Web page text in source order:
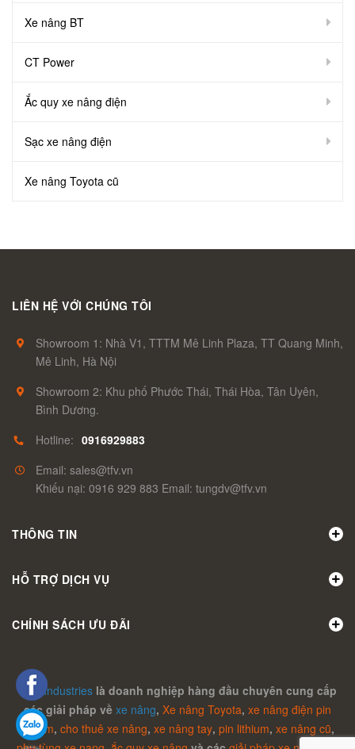
Xe nâng BT
CT Power
Ắc quy xe nâng điện
Sạc xe nâng điện
Xe nâng Toyota cũ
LIÊN HỆ VỚI CHÚNG TÔI
Showroom 1: Nhà V1, TTTM Mê Linh Plaza, TT Quang Minh,
Mê Linh, Hà Nội
Showroom 2: Khu phố Phước Thái, Thái Hòa, Tân Uyên,
Bình Dương.
Hotline: 0916929883
Email: sales@tfv.vn
Khiếu nại: 0916 929 883 Email: tungdv@tfv.vn
THÔNG TIN
HỖ TRỢ DỊCH VỤ
CHÍNH SÁCH ƯU ĐÃI
TFV Industrieslà doanh nghiệp hàng đầu chuyên cung cấp
các giải pháp về xe nâng, Xe nâng Toyota, xe nâng điện pin
lithium, cho thuê xe nâng, xe nâng tay, pin lithium, xe nâng cũ,